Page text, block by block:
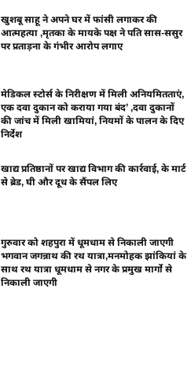
खुशबू साहू ने अपने घर में फांसी लगाकर की
आत्महत्या ,मृतका के मायके पक्ष ने पति सास-ससुर
पर प्रताड़ना के गंभीर आरोप लगाए
मेडिकल स्टोर्स के निरीक्षण में मिली अनियमितताएं,
एक दवा दुकान को कराया गया बंद’ ,दवा दुकानों
की जांच में मिली खामियां, नियमों के पालन के दिए
निर्देश
खाद्य प्रतिष्ठानों पर खाद्य विभाग की कार्रवाई, के मार्ट
से ब्रेड, घी और दूध के सैंपल लिए
गुरुवार को शहपुरा में धूमधाम से निकाली जाएगी
भगवान जगन्नाथ की रथ यात्रा,मनमोहक झांकियां के
साथ रथ यात्रा धूमधाम से नगर के प्रमुख मार्गो से
निकाली जाएगी